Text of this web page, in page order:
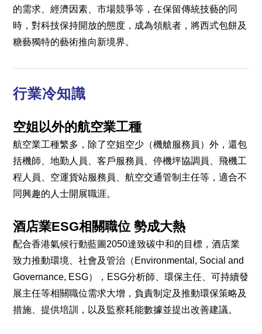
的需求、經濟因素、市場競爭等，在保留傳統技藝的同
時，對科技保持開放的態度，成為領航者，將西式包餅及
糖藝獨特的藝術推向新境界。
行業冷知識
空姐以外的航空業工種
航空業工種繁多，除了空姐空少（機艙服務員）外，還包
括機師、地勤人員、客戶服務員、停機坪協調員、飛機工
程人員、空運貨站服務員、航空交通管制主任等，適合不
同興趣的人士開展職涯。
酒店業ESG相關職位 勢成大熱
配合香港氣候行動藍圖2050達致碳中和的目標，酒店業
致力推動環境、社會及管治（Environmental, Social and
Governance, ESG），ESG分析師、環保主任、可持續發
展主任等相關職位需求大增，負責制定及推動環保策略及
措施、提供培訓，以及監察耗能數據並提出改善建議。